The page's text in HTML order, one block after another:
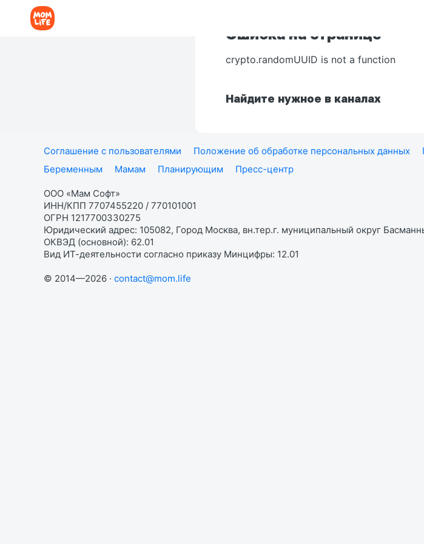
Ошибка на странице
crypto.randomUUID is not a function
Найдите нужное в каналах
Соглашение с пользователями Положение об обработке персональных данных
Беременным
Мамам Планирующим Пресс-центр
ООО «Мам Софт»
ИНН/КПП 7707455220 / 770101001
ОГРН 1217700330275
Юридический адрес: 105082, Город Москва, вн.тер.г. муниципальный округ
ОКВЭД (основной): 62.01
Вид ИТ-деятельности согласно приказу Минцифры: 12.01
© 2014—2026 · contact@mom.life